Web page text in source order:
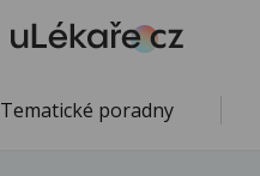
Tematické poradny